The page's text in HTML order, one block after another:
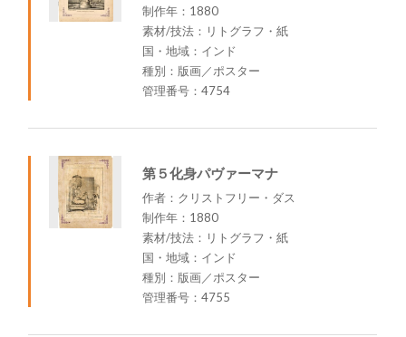
制作年：1880
素材/技法：リトグラフ・紙
国・地域：インド
種別：版画／ポスター
管理番号：4754
第５化身パヴァーマナ
作者：クリストフリー・ダス
制作年：1880
素材/技法：リトグラフ・紙
国・地域：インド
種別：版画／ポスター
管理番号：4755